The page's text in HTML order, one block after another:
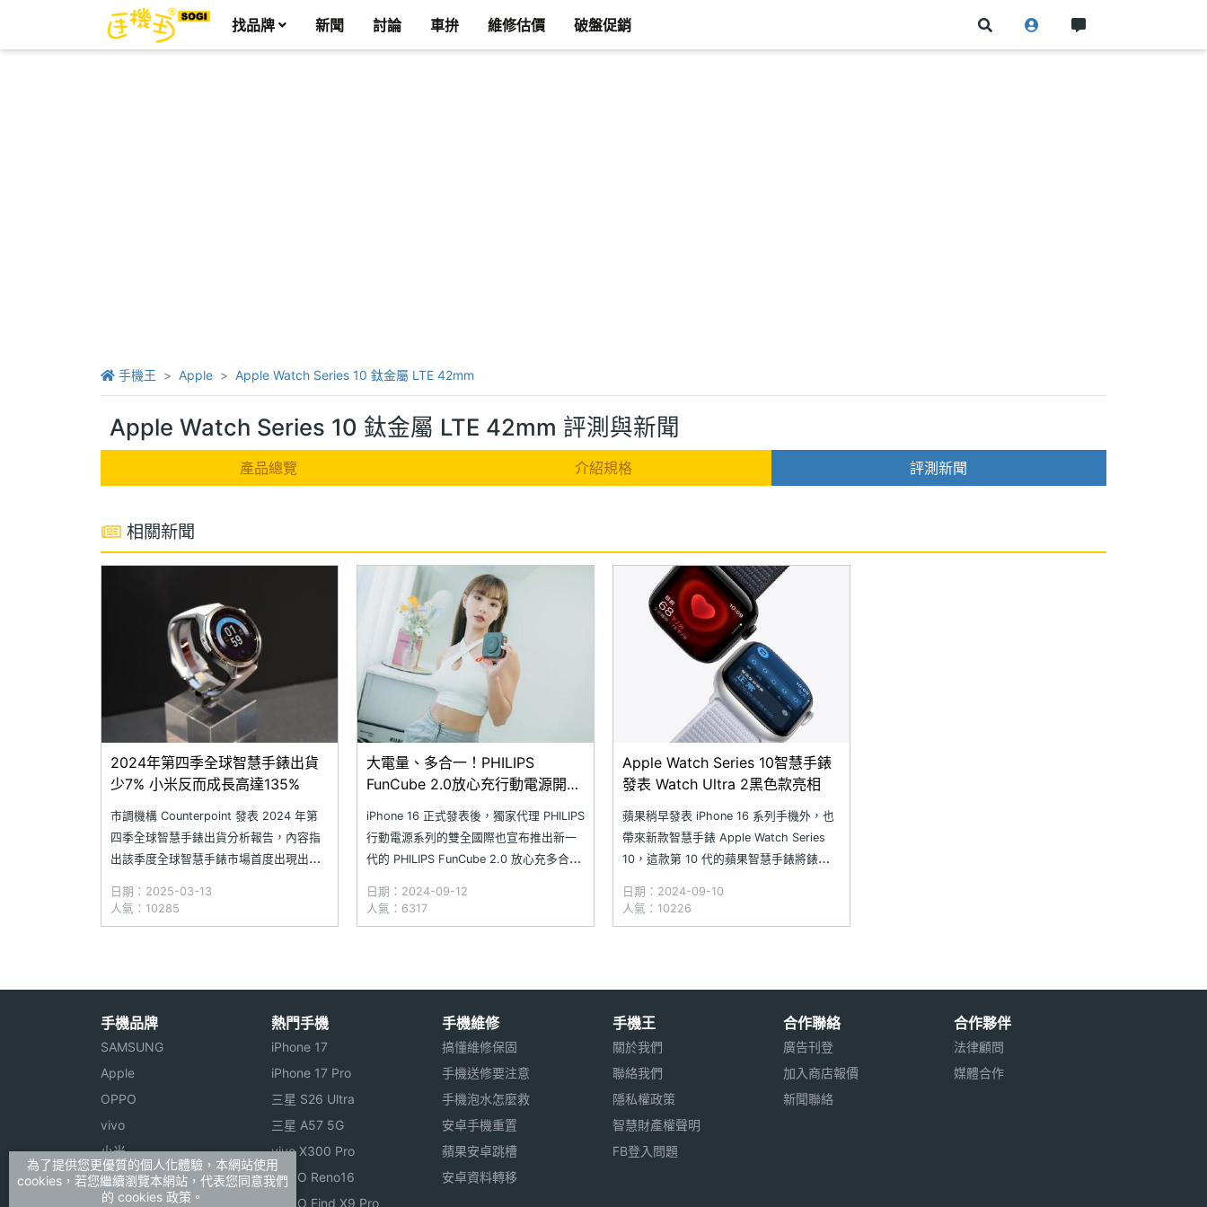
找品牌 新聞 討論 車拚 維修估價 破盤促銷
手機王 Apple Apple Watch Series 10 鈦金屬 LTE 42mm
Apple Watch Series 10 鈦金屬 LTE 42mm 評測與新聞
產品總覽 介紹規格 評測新聞
相關新聞
2024年第四季全球智慧手錶出貨
少7% 小米反而成長高達135%
市調機構 Counterpoint 發表 2024 年第
四季全球智慧手錶出貨分析報告，內容指
出該季度全球智慧手錶市場首度出現出貨
是因市場出貨量第一的蘋果，實際出貨量
較前一年下降 19%；另方面，包括印度在
日期：2025-03-13
人氣：10285
大電量、多合一！PHILIPS
FunCube 2.0放心充行動電源開放
iPhone 16 正式發表後，獨家代理 PHILIPS
行動電源系列的雙全國際也宣布推出新一
代的 PHILIPS FunCube 2.0 放心充多合一
的 10,000mAh 大電量，還全面升級，體
積縮小 10%、充電速度提升 33%，並新增
日期：2024-09-12
人氣：6317
Apple Watch Series 10智慧手錶
發表 Watch Ultra 2黑色款亮相
蘋果稍早發表 iPhone 16 系列手機外，也
帶來新款智慧手錶 Apple Watch Series
10，這款第 10 代的蘋果智慧手錶將錶殼
S10 處理器，並提升充電速度，還新增水
深與水溫偵測等功能。除了 Apple Watch
日期：2024-09-10
人氣：10226
手機品牌
SAMSUNG
Apple
OPPO
vivo
小米
ASUS
Sony
熱門手機
iPhone 17
iPhone 17 Pro
三星 S26 Ultra
三星 A57 5G
vivo X300 Pro
OPPO Reno16
OPPO Find X9 Pro
手機維修
搞懂維修保固
手機送修要注意
手機泡水怎麼救
安卓手機重置
蘋果安卓跳槽
安卓資料轉移
手機王
關於我們
聯絡我們
隱私權政策
智慧財產權聲明
FB登入問題
合作聯絡
廣告刊登
加入商店報價
新聞聯絡
合作夥伴
法律顧問
媒體合作
為了提供您更優質的個人化體驗，本網站使用
cookies，若您繼續瀏覽本網站，代表您同意我們
的 cookies 政策。